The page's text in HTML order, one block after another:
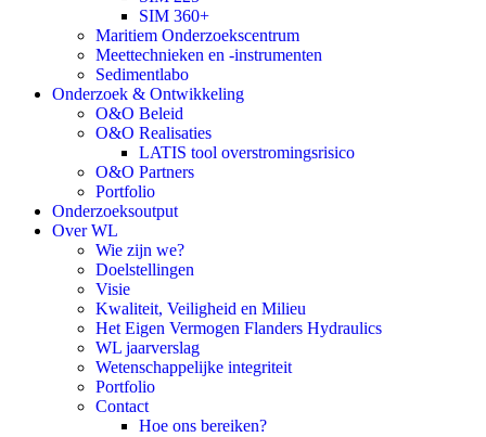
SIM 360+
Maritiem Onderzoekscentrum
Meettechnieken en -instrumenten
Sedimentlabo
Onderzoek & Ontwikkeling
O&O Beleid
O&O Realisaties
LATIS tool overstromingsrisico
O&O Partners
Portfolio
Onderzoeksoutput
Over WL
Wie zijn we?
Doelstellingen
Visie
Kwaliteit, Veiligheid en Milieu
Het Eigen Vermogen Flanders Hydraulics
WL jaarverslag
Wetenschappelijke integriteit
Portfolio
Contact
Hoe ons bereiken?